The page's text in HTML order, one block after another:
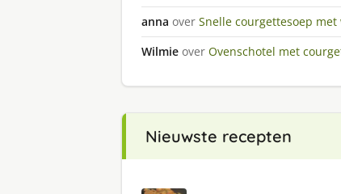
anna over Snelle courgettesoep met
Wilmie over Ovenschotel met
Nieuwste recepten